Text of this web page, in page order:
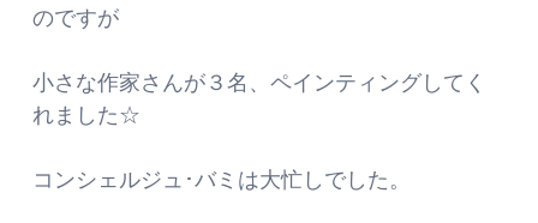
のですが
小さな作家さんが３名、ペインティングしてく
れました☆
コンシェルジュ･バミは大忙しでした。